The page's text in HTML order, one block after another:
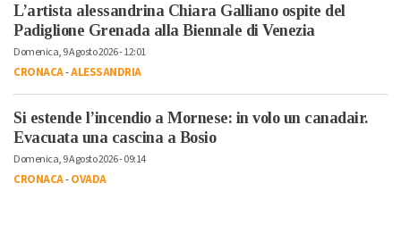
L’artista alessandrina Chiara Galliano ospite del
Padiglione Grenada alla Biennale di Venezia
Domenica, 9 Agosto 2026 - 12:01
CRONACA-ALESSANDRIA
Si estende l’incendio a Mornese: in volo un canadair.
Evacuata una cascina a Bosio
Domenica, 9 Agosto 2026 - 09:14
CRONACA-OVADA